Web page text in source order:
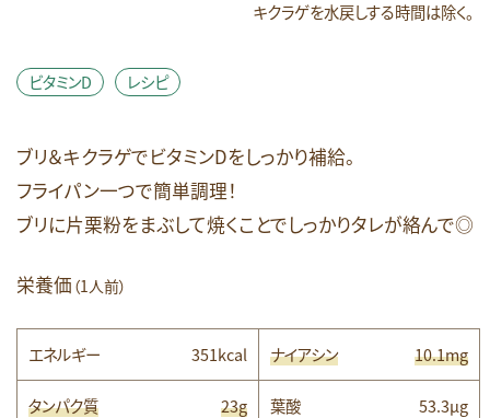
キクラゲを水戻しする時間は除く。
ビタミンD レシピ
ブリ＆キクラゲでビタミンDをしっかり補給。
フライパン一つで簡単調理！
ブリに片栗粉をまぶして焼くことでしっかりタレが絡んで◎
栄養価 （1人前）
エネルギー 351kcal ナイアシン 10.1mg
タンパク質 23g 葉酸 53.3μg
飲酒
骨
検索